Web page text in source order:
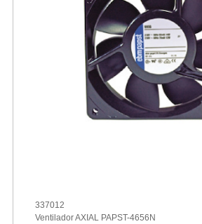
337012
Ventilador AXIAL PAPST-4656N